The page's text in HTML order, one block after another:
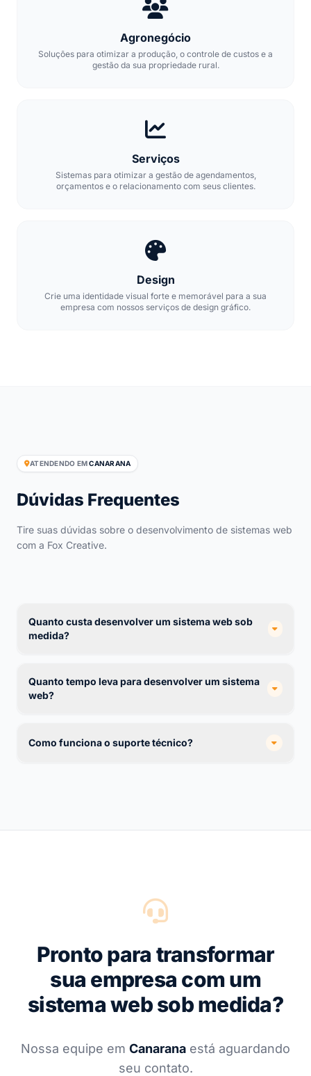
Agronegócio
Soluções para otimizar a produção, o controle de custos e a
gestão da sua propriedade rural.
Serviços
Sistemas para otimizar a gestão de agendamentos,
orçamentos e o relacionamento com seus clientes.
Design
Crie uma identidade visual forte e memorável para a sua
empresa com nossos serviços de design gráfico.
ATENDENDO EMCANARANA
Dúvidas Frequentes
Tire suas dúvidas sobre o desenvolvimento de sistemas web
com a Fox Creative.
Quanto custa desenvolver um sistema web sob
medida?
Quanto tempo leva para desenvolver um sistema
web?
Como funciona o suporte técnico?
Pronto para transformar
sua empresa com um
sistema web sob medida?
Nossa equipe em Canarana está aguardando
seu contato.